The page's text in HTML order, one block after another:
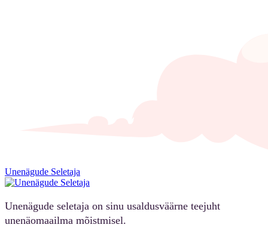
Unenägude Seletaja
Unenägude seletaja on sinu usaldusväärne teejuht
unenäomaailma mõistmisel.